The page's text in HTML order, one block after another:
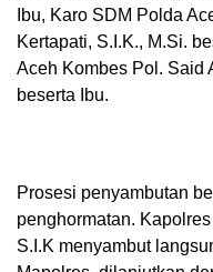
Ibu, Karo SDM Polda
Kertapati, S.I.K., M.Si.
Aceh Kombes Pol. Said
beserta Ibu.
Prosesi penyambutan
penghormatan.
S.I.K menyambut